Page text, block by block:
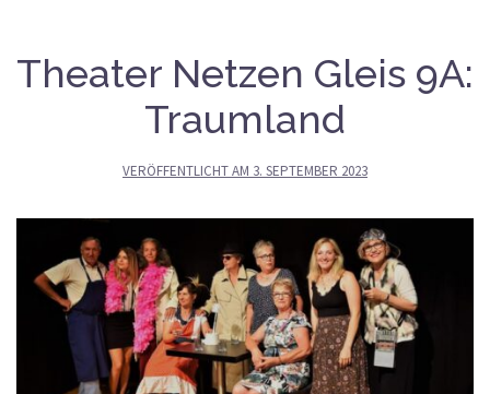
Theater Netzen Gleis 9A:
Traumland
VERÖFFENTLICHT AM 3. SEPTEMBER 2023